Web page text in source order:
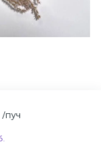
/пуч